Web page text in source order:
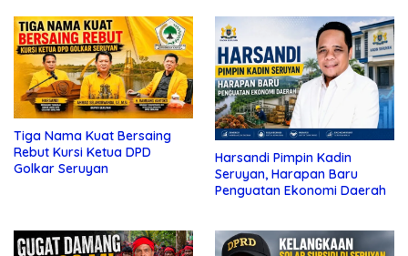
Tiga Nama Kuat Bersaing
Rebut Kursi Ketua DPD
Golkar Seruyan
Harsandi Pimpin Kadin
Seruyan, Harapan Baru
Penguatan Ekonomi Daerah